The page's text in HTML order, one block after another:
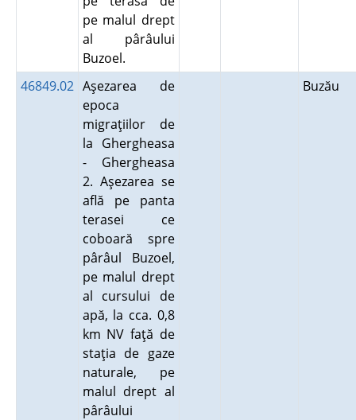
pe malul drept
al pârâului
Buzoel.
46849.02 Aşezarea de
epoca
migraţiilor de
la Ghergheasa
- Ghergheasa
2. Aşezarea se
află pe panta
terasei ce
coboară spre
pârâul Buzoel,
pe malul drept
al cursului de
apă, la cca. 0,8
km NV faţă de
staţia de gaze
naturale, pe
malul drept al
pârâului
Buzău